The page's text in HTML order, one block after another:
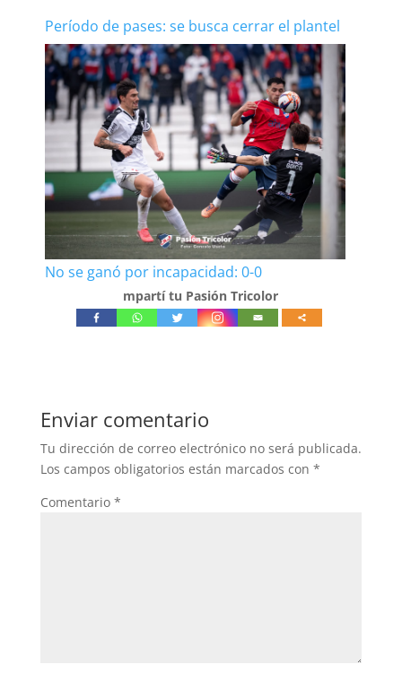
Período de pases: se busca cerrar el plantel
No se ganó por incapacidad: 0-0
mpartí tu Pasión Tricolor
Enviar comentario
Tu dirección de correo electrónico no será publicada.
Los campos obligatorios están marcados con *
Comentario *